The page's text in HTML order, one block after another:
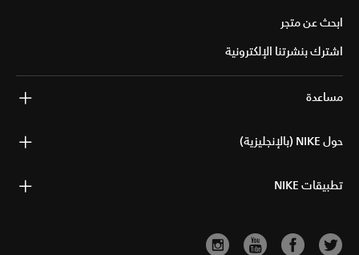
ابحث عن متجر
اشترك بنشرتنا الإلكترونية
مساعدة
حول NIKE (بالإنجليزية)
تطبيقات NIKE